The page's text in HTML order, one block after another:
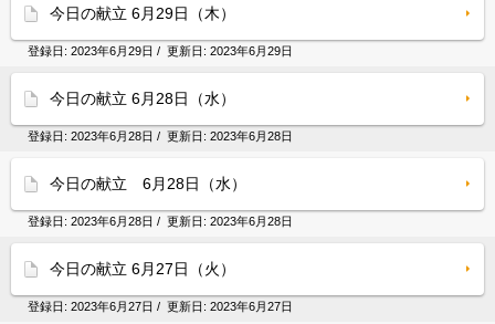
今日の献立 6月29日（木）
登録日: 2023年6月29日 / 更新日: 2023年6月29日
今日の献立 6月28日（水）
登録日: 2023年6月28日 / 更新日: 2023年6月28日
今日の献立 6月28日（水）
登録日: 2023年6月28日 / 更新日: 2023年6月28日
今日の献立 6月27日（火）
登録日: 2023年6月27日 / 更新日: 2023年6月27日